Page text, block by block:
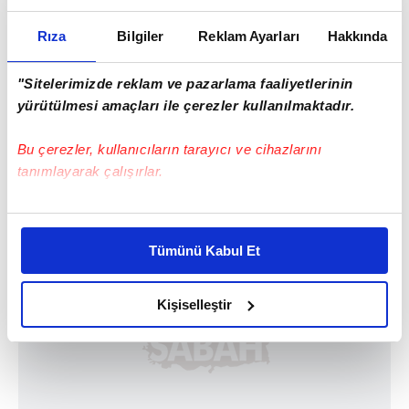
Rıza Bilgiler Reklam Ayarları Hakkında
"Sitelerimizde reklam ve pazarlama faaliyetlerinin
yürütülmesi amaçları ile çerezler kullanılmaktadır.
Bu çerezler, kullanıcıların tarayıcı ve cihazlarını
tanımlayarak çalışırlar.
Bu çerezlere izin vermeniz halinde sizlere özel
daha iyi reklam deneyimi yaşatabiliriz. Bunu yaparken
amacımızın size daha iyi bir reklam deneyimi sunmak
olduğunu ve sizlere en iyi içerikleri sunabilmek adına
elimizden gelen çabayı gösterdiğimizi ve bu noktada,
reklamların maliyetlerimizi karşılamak noktasında tek gelir
kalemimiz olduğunu sizlere hatırlatmak isteriz.
Tümünü Kabul Et
Kişiselleştir
Haber Girişi
Hakan Kurt - Editör